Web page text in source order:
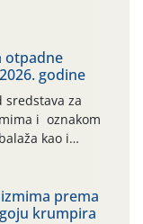
otpadne
godine
sredstava za
i oznakom
kao i
za zaštitu
se ne
povrat
MAKS,
prema
krumpira